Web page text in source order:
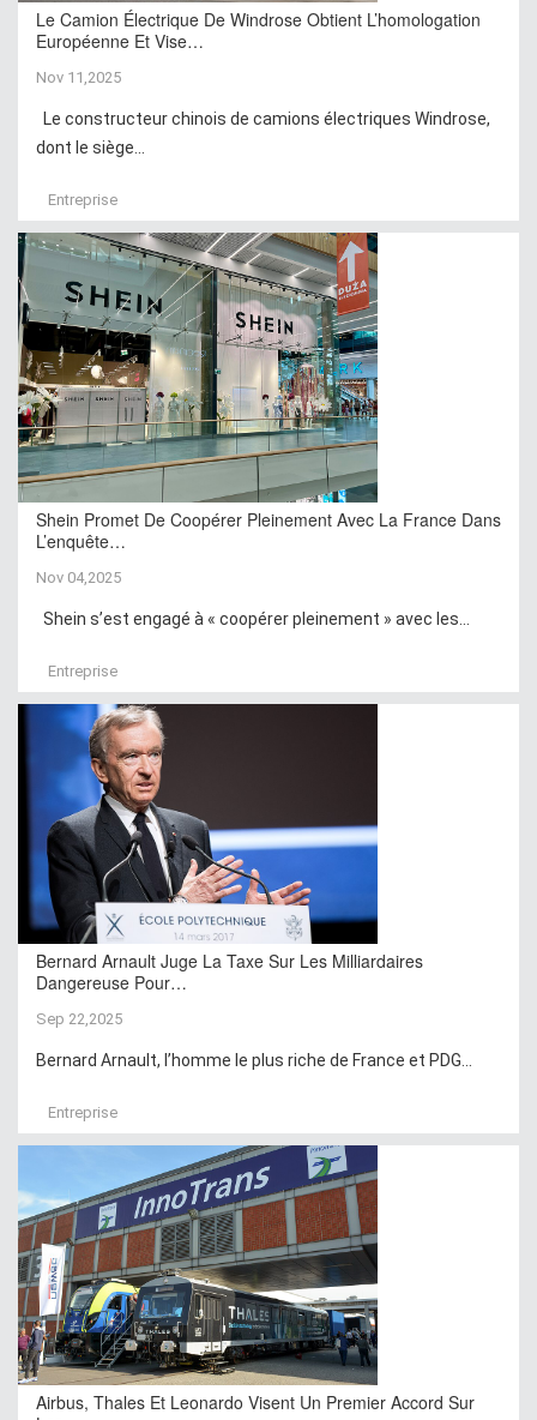
Le Camion Électrique De Windrose Obtient L’homologation
Européenne Et Vise…
Nov 11,2025
Le constructeur chinois de camions électriques Windrose,
dont le siège...
Entreprise
Shein Promet De Coopérer Pleinement Avec La France Dans
L’enquête…
Nov 04,2025
Shein s’est engagé à « coopérer pleinement » avec les...
Entreprise
Bernard Arnault Juge La Taxe Sur Les Milliardaires
Dangereuse Pour…
Sep 22,2025
Bernard Arnault, l’homme le plus riche de France et PDG...
Entreprise
Airbus, Thales Et Leonardo Visent Un Premier Accord Sur